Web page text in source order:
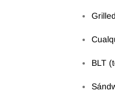
BLT